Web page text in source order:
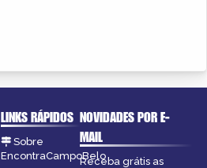
LINKS RÁPIDOS
Sobre
EncontraCampoBelo
NOVIDADES POR E-
MAIL
Receba grátis as